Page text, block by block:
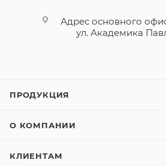
Адрес основного
ул. Академика
ПРОДУКЦИЯ
О КОМПАНИИ
КЛИЕНТАМ